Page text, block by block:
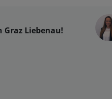
Liebenau!